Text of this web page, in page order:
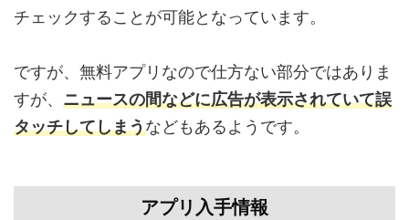
チェックすることが可能となっています。
ですが、無料アプリなので仕方ない部分ではありま
すが、 ニュースの間などに広告が表示されていて誤
タッチしてしまうなどもあるようです。
アプリ入手情報